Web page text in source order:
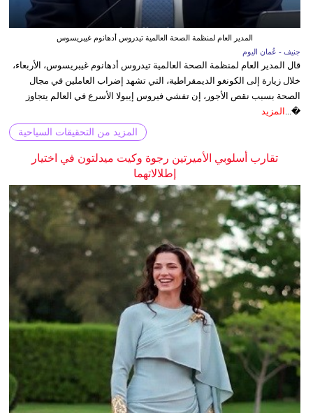
المدير العام لمنظمة الصحة العالمية تيدروس أدهانوم غيبريسوس
جنيف - عُمان اليوم
قال المدير العام لمنظمة الصحة العالمية تيدروس أدهانوم غيبريسوس، الأربعاء،
خلال زيارة إلى الكونغو الديمقراطية، التي تشهد إضراب العاملين في مجال
الصحة بسبب نقص الأجور، إن تفشي فيروس إيبولا الأسرع في العالم يتجاوز
�... المزيد
المزيد من التحقيقات السياحية
تقارب أسلوبي الأميرتين رجوة وكيت ميدلتون في اختيار
إطلالاتهما